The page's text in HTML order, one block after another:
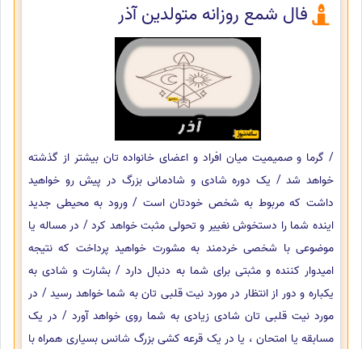
فال شمع روزانه متولدین آذر
/ گرما و صمیمیت میان افراد و اعضای خانواده تان بیشتر از گذشته
خواهد شد / یک دوره شادی و شادمانی بزرگ در پیش رو خواهید
داشت که مربوط به شخص خودتان است / ورود به محیطی جدید
اینده شما را دستخوش نغییر و تحولی مثبت خواهد کرد / در مساله یا
موضوعی با شخصی خردمند به مشورت خواهید پرداخت که نتیجه
امیدوار کننده و مثبتی برای شما به دنبال دارد / بشارت و شادی به
یکباره و دور از انتظار در مورد نیت قلبی تان به شما خواهد رسید / در
مورد نیت قلبی تان شادی زیادی به شما روی خواهد آورد / در یک
مسابقه یا امتحان ، یا در یک قرعه کشی بزرگ شانس بسیاری همراه با